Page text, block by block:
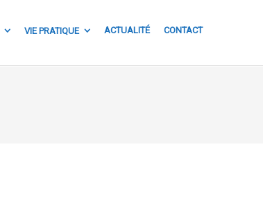
VIE PRATIQUE ACTUALITÉ CONTACT